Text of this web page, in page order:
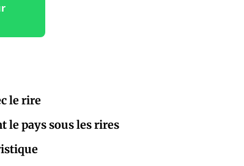
le rire
le pays sous les rires